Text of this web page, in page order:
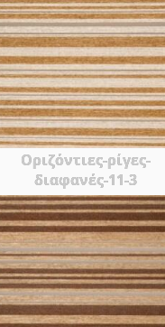
Οριζόντιες-ρίγες-
διαφανές-11-3